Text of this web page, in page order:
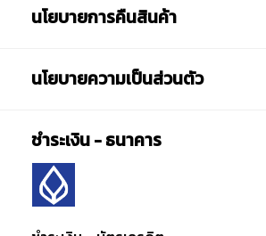
นโยบายการคืนสินค้า
นโยบายความเป็นส่วนตัว
ชำระเงิน - ธนาคาร